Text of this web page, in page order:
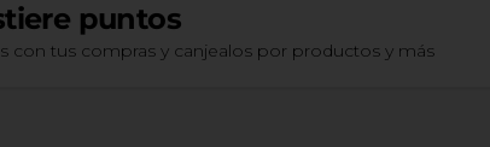
puntos
con tus compras y canjealos por productos y más